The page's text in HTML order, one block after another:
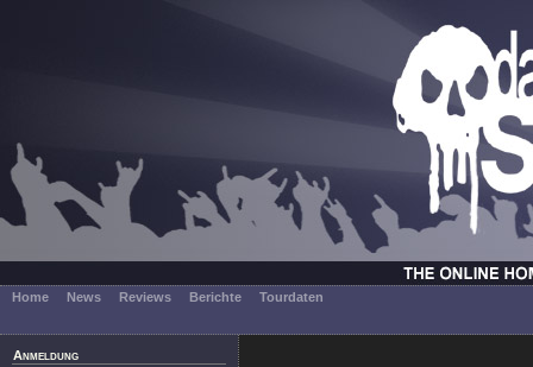
Home News Reviews Berichte Tourdaten
Anmeldung